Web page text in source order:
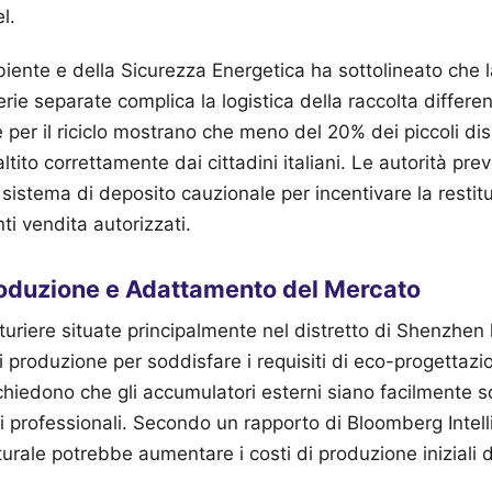
e della Sicurezza Energetica ha sottolineato che
separate complica la logistica della raccolta
per il riciclo mostrano che meno del 20% dei piccoli
correttamente dai cittadini italiani. Le autorità
di deposito cauzionale per incentivare la
vendita autorizzati.
e Adattamento del Mercato
situate principalmente nel distretto di Shenzhen
produzione per soddisfare i requisiti di eco-
che gli accumulatori esterni siano facilmente
professionali. Secondo un rapporto di Bloomberg
potrebbe aumentare i costi di produzione iniziali